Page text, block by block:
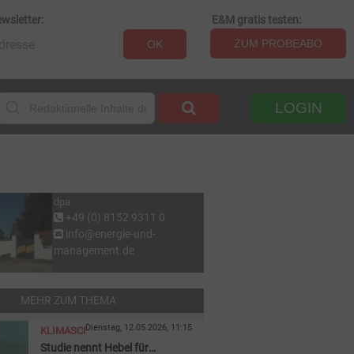
OK
E&M gratis testen:
ZUM PROBEABO
LOGIN
dpa
+49 (0) 8152 9311 0
info@energie-und-
management.de
MEHR ZUM THEMA
KLIMASCHUTZDienstag, 12.05.2026, 11:15
Studie nennt Hebel für